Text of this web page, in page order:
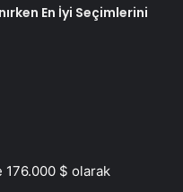
En İyi Seçimlerini
176.000 $ olarak